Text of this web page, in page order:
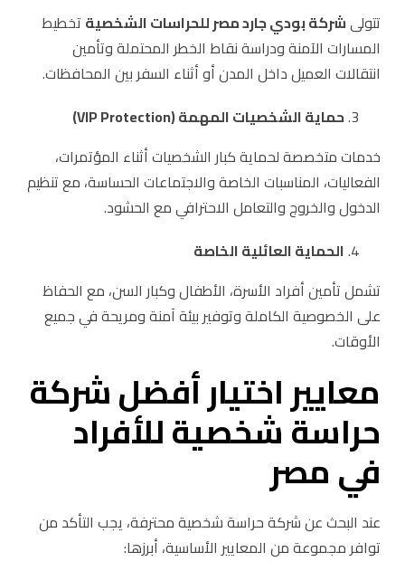
تتولىشركة بودي جارد مصر للحراسات الشخصية تخطيط
المسارات الآمنة ودراسة نقاط الخطر المحتملة وتأمين
انتقالات العميل داخل المدن أو أثناء السفر بين المحافظات.
حماية الشخصيات المهمة(VIP Protection)
خدمات متخصصة لحماية كبار الشخصيات أثناء المؤتمرات،
الفعاليات، المناسبات الخاصة والاجتماعات الحساسة، مع تنظيم
الدخول والخروج والتعامل الاحترافي مع الحشود.
الحماية العائلية الخاصة
تشمل تأمين أفراد الأسرة، الأطفال وكبار السن، مع الحفاظ
على الخصوصية الكاملة وتوفير بيئة آمنة ومريحة في جميع
الأوقات.
معايير اختيار أفضل شركة
حراسة شخصية للأفراد
في مصر
عند البحث عن شركة حراسة شخصية محترفة، يجب التأكد من
توافر مجموعة من المعايير الأساسية، أبرزها: